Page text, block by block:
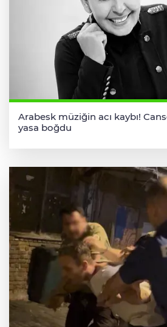
Arabesk müziğin acı kaybı!
yasa boğdu